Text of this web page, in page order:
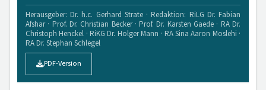
Herausgeber: Dr. h.c. Gerhard Strate · Redaktion: RiLG Dr. Fabian
Afshar · Prof. Dr. Christian Becker · Prof. Dr. Karsten Gaede · RA Dr.
Christoph Henckel · RiKG Dr. Holger Mann · RA Sina Aaron Moslehi ·
RA Dr. Stephan Schlegel
PDF-Version